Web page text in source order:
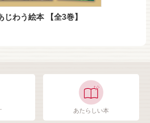
じわう絵本 【全3巻】
あたらしい本